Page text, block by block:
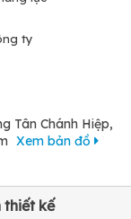
ty
Tân Chánh Hiệp,
Xem bản đồ
thiết kế